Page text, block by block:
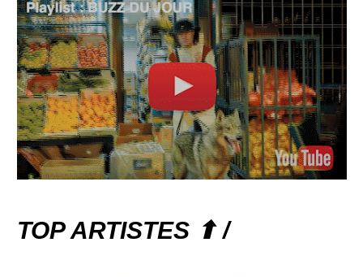
TOP ARTISTES ⬆ /